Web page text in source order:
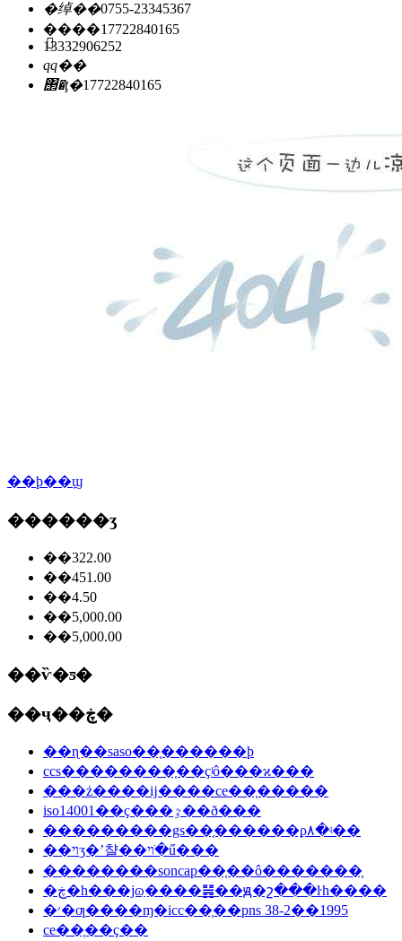
�绰��0755-23345367
�ֻ���17722840165
13332906252
qq��
΢�ţ�17722840165
��ϸ��ϣ
������ʒ
��322.00
��451.00
��4.50
��5,000.00
��5,000.00
��ѷ�ƽ�
��ҷ��ڿ�
��ɳ��saso��֤������ϸ
ccs��������֤��ҫʲô���ϰ���
���ż����ĳ����ce��֤�����
iso14001��ҫ���ٷ��ð���
���������gs��֤������ϼ۸�ʵ��
��ױʒ�ʼ챨��ױ�ֺű���
��������soncap��֤��ô�������֤
�ڿ�һ���ϳɷַ����䷽��ԭ�շ���ŀһ����
�׳�ƣ����ɱ�icc��֤��pns 38-2��1995
ce��֤��ҫ��